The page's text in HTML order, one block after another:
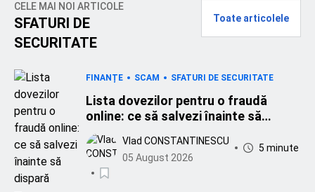
CELE MAI NOI ARTICOLE
SFATURI DE
SECURITATE
Toate articolele
FINANȚE SCAM SFATURI DE SECURITATE
Lista dovezilor pentru o fraudă
online: ce să salvezi înainte să
dispară
Vlad CONSTANTINESCU
05 August 2026
5 minute